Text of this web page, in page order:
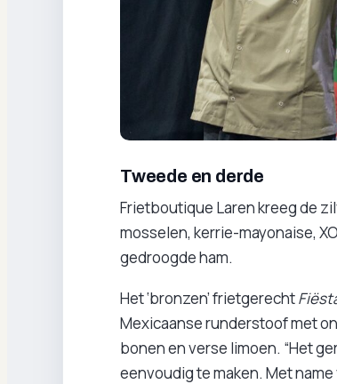
Tweede en derde
Frietboutique Laren kreeg de
mosselen, kerrie-mayonaise,
gedroogde ham.
Het ‘bronzen’ frietgerecht
Mexicaanse runderstoof met
bonen en verse limoen. “Het
eenvoudig te maken. Met name